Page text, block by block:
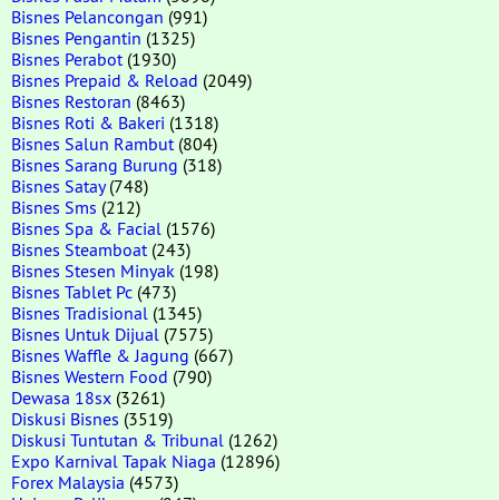
Bisnes Pelancongan (991)
Bisnes Pengantin (1325)
Bisnes Perabot (1930)
Bisnes Prepaid & Reload (2049)
Bisnes Restoran (8463)
Bisnes Roti & Bakeri (1318)
Bisnes Salun Rambut (804)
Bisnes Sarang Burung (318)
Bisnes Satay(748)
Bisnes Sms (212)
Bisnes Spa & Facial (1576)
Bisnes Steamboat (243)
Bisnes Stesen Minyak (198)
Bisnes Tablet Pc (473)
Bisnes Tradisional (1345)
Bisnes Untuk Dijual (7575)
Bisnes Waffle & Jagung (667)
Bisnes Western Food (790)
Dewasa 18sx (3261)
Diskusi Bisnes (3519)
Diskusi Tuntutan & Tribunal (1262)
Expo Karnival Tapak Niaga (12896)
Forex Malaysia (4573)